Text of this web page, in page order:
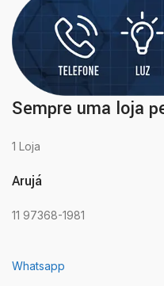
Sempre uma loja
1 Loja
Arujá
11 97368-1981
Whatsapp